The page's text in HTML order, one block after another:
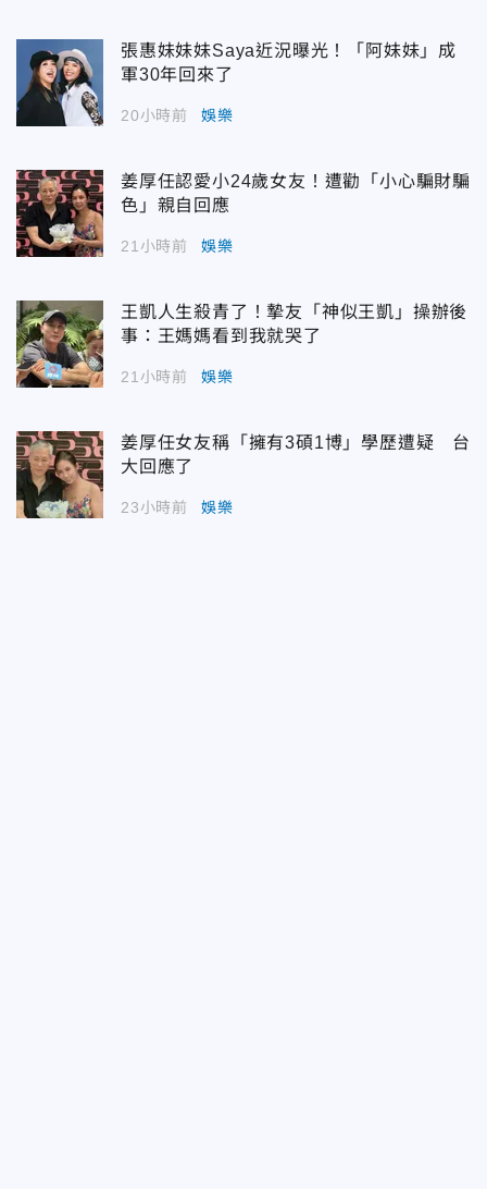
張惠妹妹妹Saya近況曝光！「阿妹妹」成
軍30年回來了
20小時前 娛樂
姜厚任認愛小24歲女友！遭勸「小心騙財騙
色」親自回應
21小時前 娛樂
王凱人生殺青了！摯友「神似王凱」操辦後
事：王媽媽看到我就哭了
21小時前 娛樂
姜厚任女友稱「擁有3碩1博」學歷遭疑 台
大回應了
23小時前 娛樂